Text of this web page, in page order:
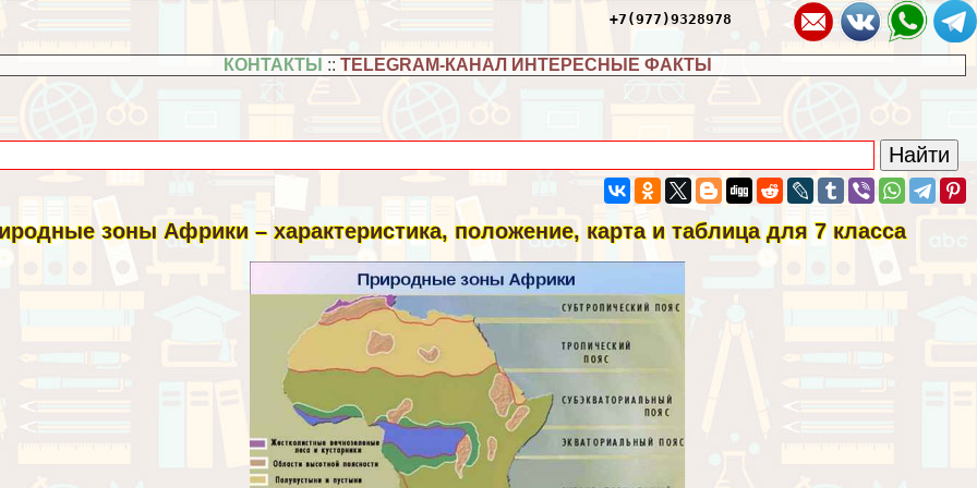
+7(977)9328978
КОНТАКТЫ ::TELEGRAM-КАНАЛ ИНТЕРЕСНЫЕ ФАКТЫ
зоны Африки – хаpaктеристика, положение, карта и таблица для 7 класса